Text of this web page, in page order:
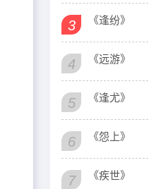
3 《逢纷》
4 《远游》
5 《逢尤》
6 《怨上》
7 《疾世》